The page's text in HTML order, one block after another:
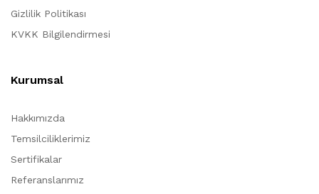
Gizlilik Politikası
KVKK Bilgilendirmesi
Kurumsal
Hakkımızda
Temsilciliklerimiz
Sertifikalar
Referanslarımız